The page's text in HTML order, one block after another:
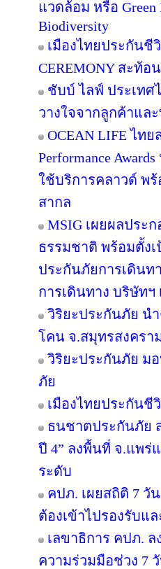
แวดล้อม หรือ
Biodiversity
เมืองไทยประกันชีวิ
CEREMONY สะท้
ชับบ์ ไลฟ์ ประเทศ
วางใจจากลูกค้าแล
OCEAN LIFE ไท
Performance
ใช้บริการคลาวด์ พ
สากล
MSIG เผยผลประ
ธรรมชาติ พร้อมตั้งเ
ประกันภัยการเดิน
การเดินทาง บริษัทฯ
วิริยะประกันภัย น
โคน จ.สมุทรสงครา
วิริยะประกันภัย ม
ภัย
เมืองไทยประกันชี
ธนชาตประกันภัย
ปี 4” ลงพื้นที่ จ.แพร่
ระดับ
คปภ. เผยสถิติ 7
ต้องเข้าไปรองรับแ
เลขาธิการ คปภ.
ความร่วมมือช่วง 7